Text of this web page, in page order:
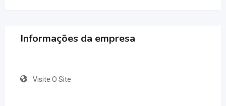
Informações da empresa
Visite O Site